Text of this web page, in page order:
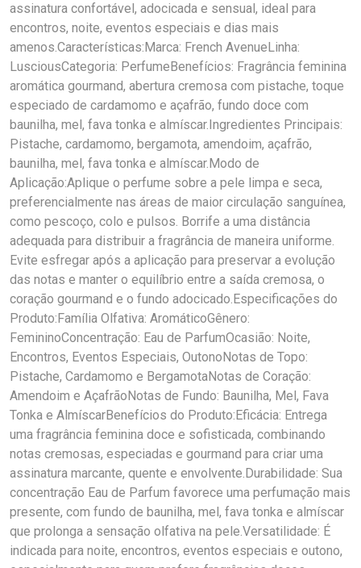
assinatura confortável, adocicada e sensual, ideal para
encontros, noite, eventos especiais e dias mais
amenos.Características:Marca: French AvenueLinha:
LusciousCategoria: PerfumeBenefícios: Fragrância feminina
aromática gourmand, abertura cremosa com pistache, toque
especiado de cardamomo e açafrão, fundo doce com
baunilha, mel, fava tonka e almíscar.Ingredientes Principais:
Pistache, cardamomo, bergamota, amendoim, açafrão,
baunilha, mel, fava tonka e almíscar.Modo de
Aplicação:Aplique o perfume sobre a pele limpa e seca,
preferencialmente nas áreas de maior circulação sanguínea,
como pescoço, colo e pulsos. Borrife a uma distância
adequada para distribuir a fragrância de maneira uniforme.
Evite esfregar após a aplicação para preservar a evolução
das notas e manter o equilíbrio entre a saída cremosa, o
coração gourmand e o fundo adocicado.Especificações do
Produto:Família Olfativa: AromáticoGênero:
FemininoConcentração: Eau de ParfumOcasião: Noite,
Encontros, Eventos Especiais, OutonoNotas de Topo:
Pistache, Cardamomo e BergamotaNotas de Coração:
Amendoim e AçafrãoNotas de Fundo: Baunilha, Mel, Fava
Tonka e AlmíscarBenefícios do Produto:Eficácia: Entrega
uma fragrância feminina doce e sofisticada, combinando
notas cremosas, especiadas e gourmand para criar uma
assinatura marcante, quente e envolvente.Durabilidade: Sua
concentração Eau de Parfum favorece uma perfumação mais
presente, com fundo de baunilha, mel, fava tonka e almíscar
que prolonga a sensação olfativa na pele.Versatilidade: É
indicada para noite, encontros, eventos especiais e outono,